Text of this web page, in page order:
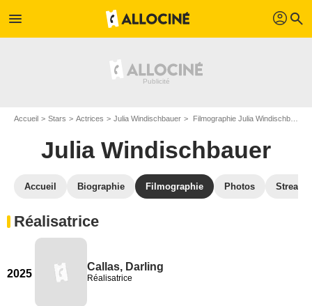
menu profil search
Accueil Stars Actrices Julia Windischbauer Filmographie Julia Windischbauer
Julia Windischbauer
Accueil Biographie Filmographie Photos
Réalisatrice
2025
Callas, Darling
Réalisatrice